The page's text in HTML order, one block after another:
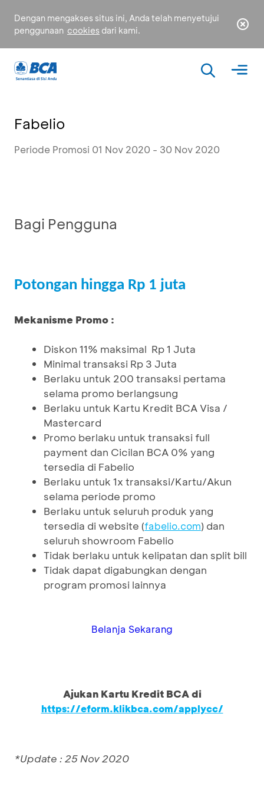
Dengan mengakses situs ini, Anda telah menyetujui
penggunaan cookies dari kami.
Fabelio
Periode Promosi 01 Nov 2020 - 30 Nov 2020
Bagi Pengguna
Potongan hingga Rp 1 juta
Mekanisme Promo :
Diskon 11% maksimal Rp 1 Juta
Minimal transaksi Rp 3 Juta
Berlaku untuk 200 transaksi pertama
selama promo berlangsung
Berlaku untuk Kartu Kredit BCA Visa /
Mastercard
Promo berlaku untuk transaksi full
payment dan Cicilan BCA 0% yang
tersedia di Fabelio
Berlaku untuk 1x transaksi/Kartu/Akun
selama periode promo
Berlaku untuk seluruh produk yang
tersedia di website (fabelio.com) dan
seluruh showroom Fabelio
Tidak berlaku untuk kelipatan dan split bill
Tidak dapat digabungkan dengan
program promosi lainnya
Belanja Sekarang
Ajukan Kartu Kredit BCA di
https://eform.klikbca.com/applycc/
*Update : 25 Nov 2020